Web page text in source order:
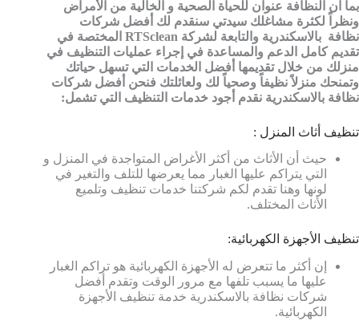
بما ان النظافة عنوان للحياة الصحية و الخالية من الأمراض
ونظراً لكثرة مشاغلك سيدتي سنقدم لك أفضل شركات
نظافة بالاسكندرية والتابعة لشركة RTSclean المختصة في
تقديم كامل الدعم والمساعدة في إجراء عمليات التنظيف في
منزلك من خلال تقديمها أفضل الخدمات التي تسهل حياتك
وتمنحك منزلاً نظيفاً وصحياً لك ولعائلتك فنحن أفضل شركات
نظافة بالاسكندرية نقدم أجود خدمات التنظيف التي تشمل:
تنظيف أثاث المنزل :
حيث أن الأثاث من أكثر الأغراض المتواجدة في المنزل و
التي يتراكم عليها الغبار مما يعرضها للتلف والتغير في
لونها وهنا تقدم لكم شركتنا خدمات تنظيف وتلميع
الأثاث المختلف.
تنظيف الأجهزة الكهربائية:
إن أكثر ما تتعرض له الأجهزة الكهربائية هو تراكم الغبار
عليها ما يسبب تلفها مع مرور الوقت وتقدم أفضل
شركات نظافة بالاسكندرية خدمة تنظيف الأجهزة
الكهربائية.